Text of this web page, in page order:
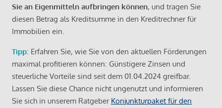
Sie an Eigenmitteln aufbringen können, und tragen Sie
diesen Betrag als Kreditsumme in den Kreditrechner für
Immobilien ein.
Tipp: Erfahren Sie, wie Sie von den aktuellen Förderungen
maximal profitieren können: Günstigere Zinsen und
steuerliche Vorteile sind seit dem 01.04.2024 greifbar.
Lassen Sie diese Chance nicht ungenutzt und informieren
Sie sich in unserem Ratgeber Konjunkturpaket für den